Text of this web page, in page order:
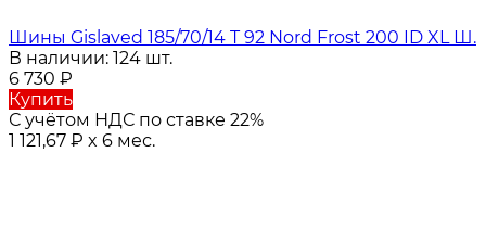
Шины Gislaved 185/70/14 T 92 Nord Frost 200 ID XL Ш.
В наличии: 124 шт.
6 730 ₽
Купить
С учётом НДС по ставке 22%
1 121,67 ₽ x 6 мес.